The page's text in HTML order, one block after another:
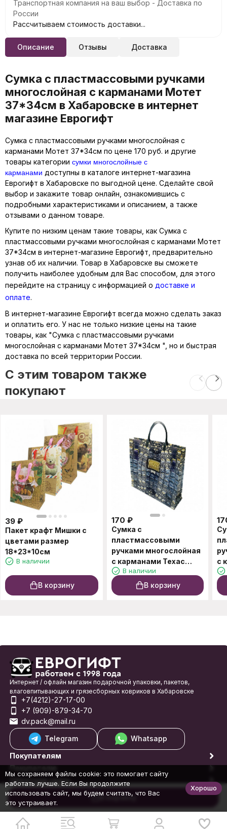
В корзину
Транспортная компания на ваш выбор - Доставка по
России
Рассчитываем стоимость доставки...
Описание Отзывы Доставка
Сумка с пластмассовыми ручками
многослойная с карманами Мотет
37*34см в Хабаровске в интернет
магазине Еврогифт
Сумка с пластмассовыми ручками многослойная с
карманами Мотет 37*34см по цене 170 руб. и другие
товары категории сумки многослойные с
карманами доступны в каталоге интернет-магазина
Еврогифт в Хабаровске по выгодной цене. Сделайте свой
выбор и закажите товар онлайн, ознакомившись с
подробными характеристиками и описанием, а также
отзывами о данном товаре.
Купите по низким ценам такие товары, как Сумка с
пластмассовыми ручками многослойная с карманами Мотет
37*34см в интернет-магазине Еврогифт, предварительно
узнав об их наличии. Товар в Хабаровске вы сможете
получить наиболее удобным для Вас способом, для этого
перейдите на страницу с информацией о доставке и
оплате.
В интернет-магазине Еврогифт всегда можно сделать заказ
и оплатить его. У нас не только низкие цены на такие
товары, как "Сумка с пластмассовыми ручками
многослойная с карманами Мотет 37*34см ", но и быстрая
доставка по всей территории России.
C этим товаром также
покупают
39 ₽
Пакет крафт Мишки с
цветами размер
18*23*10см
В наличии
В корзину
170 ₽
Сумка с
пластмассовыми
ручками многослойная
с карманами Техас
33*32см
В наличии
В корзину
с
Интернет / офлайн магазин подарочной упаковки, пакетов,
влаговпитывающих и грязесборных ковриков в Хабаровске
+7(4212)-27-17-00
+7 (909)-879-34-70
dv.pack@mail.ru
Telegram
Whatsapp
Покупателям
Покупателю
Обратная связь
© 1998-2026 Еврогифт
Мы сохраняем файлы cookie: это помогает сайту
работать лучше. Если Вы продолжите
использовать сайт, мы будем считать, что Вас
это устраивает.
Хорошо